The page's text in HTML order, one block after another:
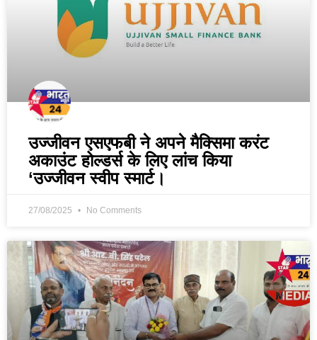
उज्जीवन एसएफबी ने अपने मैक्सिमा करंट
अकाउंट होल्डर्स के लिए लांच किया
‘उज्जीवन स्वीप स्मार्ट।
27/08/2025 No Comments